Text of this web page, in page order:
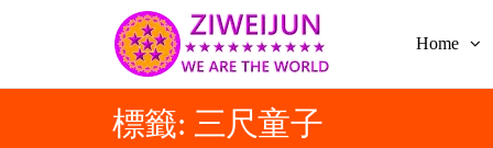
紫薇
Home
標籤: 三尺童子